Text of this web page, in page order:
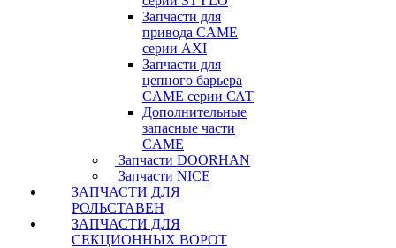
Запчасти для
привода CAME
серии AXI
Запчасти для
цепного барьера
CAME серии САТ
Дополнительные
запасные части
CAME
Запчасти DOORHAN
Запчасти NICE
ЗАПЧАСТИ ДЛЯ
РОЛЬСТАВЕН
ЗАПЧАСТИ ДЛЯ
СЕКЦИОННЫХ ВОРОТ